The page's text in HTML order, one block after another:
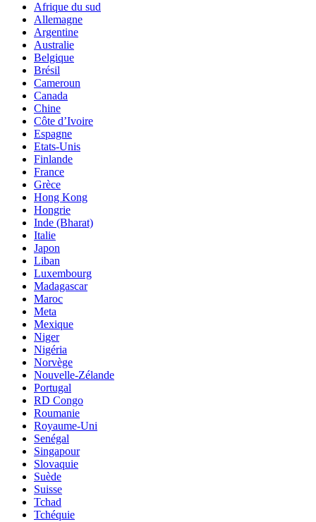
Afrique du sud
Allemagne
Argentine
Australie
Belgique
Brésil
Cameroun
Canada
Chine
Côte d’Ivoire
Espagne
Etats-Unis
Finlande
France
Grèce
Hong Kong
Hongrie
Inde (Bharat)
Italie
Japon
Liban
Luxembourg
Madagascar
Maroc
Meta
Mexique
Niger
Nigéria
Norvège
Nouvelle-Zélande
Portugal
RD Congo
Roumanie
Royaume-Uni
Senégal
Singapour
Slovaquie
Suède
Suisse
Tchad
Tchéquie